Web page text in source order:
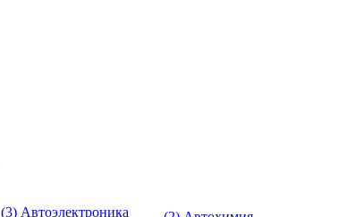
(3) Автоэлектроника